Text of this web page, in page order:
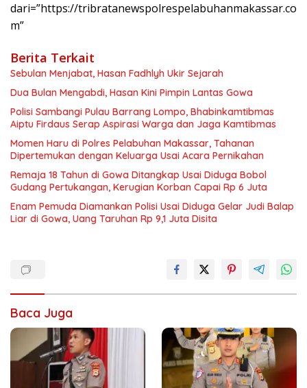
dari=”https://tribratanewspolrespelabuhanmakassar.co
m”
Berita Terkait
Sebulan Menjabat, Hasan Fadhlyh Ukir Sejarah
Dua Bulan Mengabdi, Hasan Kini Pimpin Lantas Gowa
Polisi Sambangi Pulau Barrang Lompo, Bhabinkamtibmas
Aiptu Firdaus Serap Aspirasi Warga dan Jaga Kamtibmas
Momen Haru di Polres Pelabuhan Makassar, Tahanan
Dipertemukan dengan Keluarga Usai Acara Pernikahan
Remaja 18 Tahun di Gowa Ditangkap Usai Diduga Bobol
Gudang Pertukangan, Kerugian Korban Capai Rp 6 Juta
Enam Pemuda Diamankan Polisi Usai Diduga Gelar Judi Balap
Liar di Gowa, Uang Taruhan Rp 9,1 Juta Disita
Baca Juga